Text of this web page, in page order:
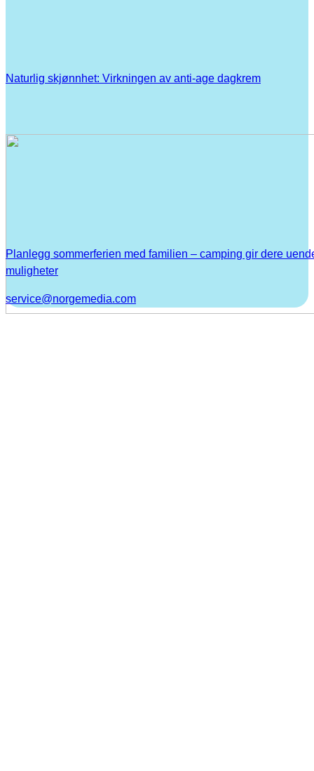
Naturlig skjønnhet: Virkningen av anti-age dagkrem
Planlegg sommerferien med familien – camping gir dere
muligheter
service@norgemedia.com